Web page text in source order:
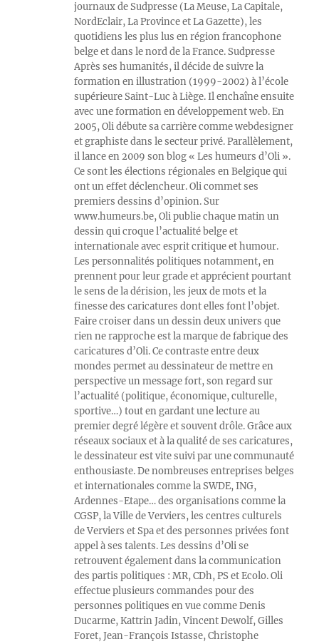
journaux de Sudpresse (La Meuse, La Capitale,
NordEclair, La Province et La Gazette), les
quotidiens les plus lus en région francophone
belge et dans le nord de la France. Sudpresse
Après ses humanités, il décide de suivre la
formation en illustration (1999-2002) à l’école
supérieure Saint-Luc à Liège. Il enchaîne ensuite
avec une formation en développement web. En
2005, Oli débute sa carrière comme webdesigner
et graphiste dans le secteur privé. Parallèlement,
il lance en 2009 son blog « Les humeurs d’Oli ».
Ce sont les élections régionales en Belgique qui
ont un effet déclencheur. Oli commet ses
premiers dessins d’opinion. Sur
www.humeurs.be, Oli publie chaque matin un
dessin qui croque l’actualité belge et
internationale avec esprit critique et humour.
Les personnalités politiques notamment, en
prennent pour leur grade et apprécient pourtant
le sens de la dérision, les jeux de mots et la
finesse des caricatures dont elles font l’objet.
Faire croiser dans un dessin deux univers que
rien ne rapproche est la marque de fabrique des
caricatures d’Oli. Ce contraste entre deux
mondes permet au dessinateur de mettre en
perspective un message fort, son regard sur
l’actualité (politique, économique, culturelle,
sportive…) tout en gardant une lecture au
premier degré légère et souvent drôle. Grâce aux
réseaux sociaux et à la qualité de ses caricatures,
le dessinateur est vite suivi par une communauté
enthousiaste. De nombreuses entreprises belges
et internationales comme la SWDE, ING,
Ardennes-Etape… des organisations comme la
CGSP, la Ville de Verviers, les centres culturels
de Verviers et Spa et des personnes privées font
appel à ses talents. Les dessins d’Oli se
retrouvent également dans la communication
des partis politiques : MR, CDh, PS et Ecolo. Oli
effectue plusieurs commandes pour des
personnes politiques en vue comme Denis
Ducarme, Kattrin Jadin, Vincent Dewolf, Gilles
Foret, Jean-François Istasse, Christophe